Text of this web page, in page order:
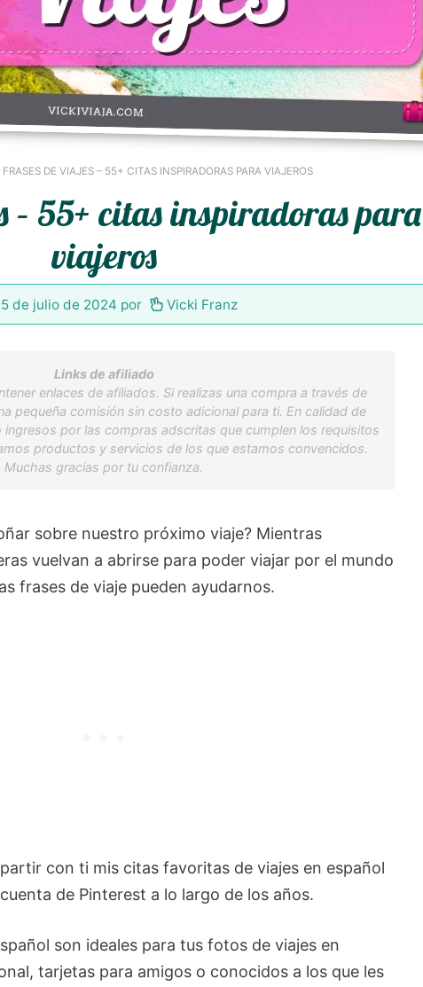
FRASES DE VIAJES – 55+ CITAS INSPIRADORAS PARA VIAJEROS
– 55+ citas inspiradoras para
viajeros
de julio de 2024 por Vicki Franz
Links de afiliado
enlaces de afiliados. Si realizas una compra a través de
pequeña comisión sin costo adicional para ti. En calidad de
por las compras adscritas que cumplen los requisitos
productos y servicios de los que estamos convencidos.
Muchas gracias por tu confianza.
sobre nuestro próximo viaje? Mientras
vuelvan a abrirse para poder viajar por el mundo
frases de viaje pueden ayudarnos.
con ti mis citas favoritas de viajes en español
de Pinterest a lo largo de los años.
son ideales para tus fotos de viajes en
tarjetas para amigos o conocidos a los que les